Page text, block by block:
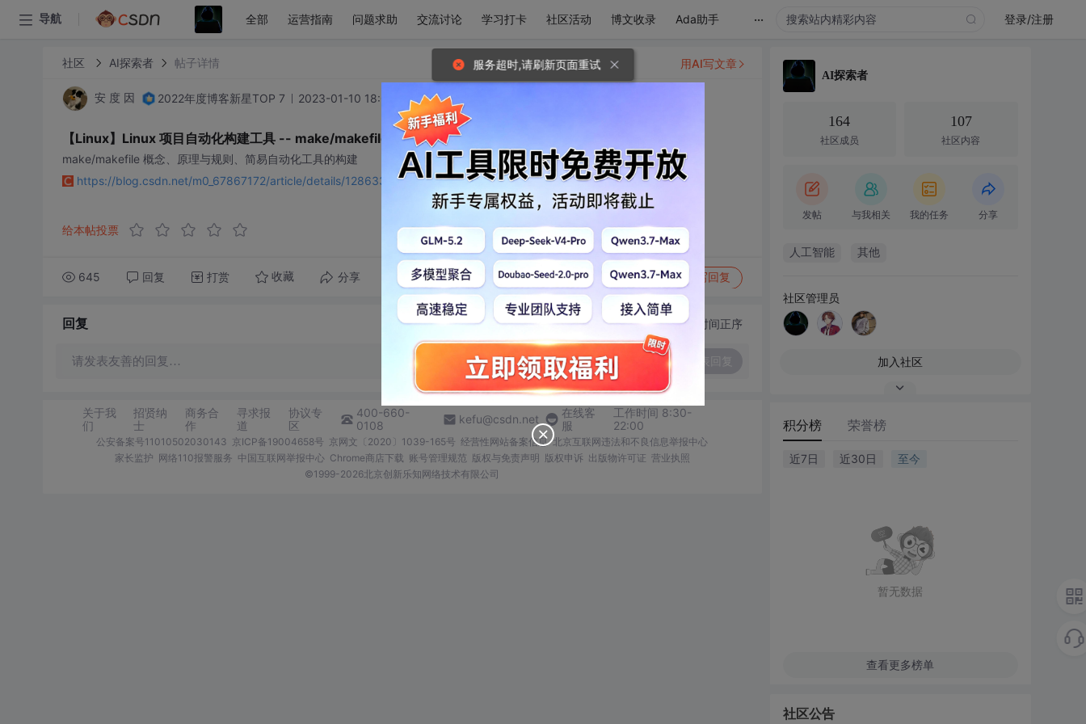
导航 全部 运营指南 问题求助 交流讨论 学习打卡 社区活动 博文收录 Ada助手 ... 登录/注册
社区 AI探索者 帖子详情
安 度 因 2022年度博客新星TOP 7 2023-01-10 18:04:13
【Linux】Linux 项目自动化构建工具 -- make/makefile
make/makefile 概念、原理与规则、简易自动化工具的构建
https://blog.csdn.net/m0_67867172/article/details/128633357
给本帖投票
645 回复 打赏 收藏 分享 转发到动态 举报 写回复
用AI写文章
回复 切换为时间正序
请发表友善的回复…
关于我
们
招贤纳
士
商务合
作
寻求报
道
协议专
区
400-660-
0108
kefu@csdn.net
在线客
服
工作时间 8:30-
22:00
公安备案号11010502030143 京ICP备19004658号 京网文〔2020〕1039-165号 经营性网站备案信息 北京互联网违法和不良信息举报中心
家长监护 网络110报警服务 中国互联网举报中心 Chrome商店下载 账号管理规范 版权与免责声明 版权申诉 出版物许可证 营业执照
©1999-2026北京创新乐知网络技术有限公司
AI探索者
164
社区成员
107
社区内容
发帖 与我相关 我的任务 分享
人工智能 其他
社区管理员
加入社区
积分榜 荣誉榜
近7日 近30日 至今
暂无数据
查看更多榜单
社区公告
服务超时,请刷新页面重试